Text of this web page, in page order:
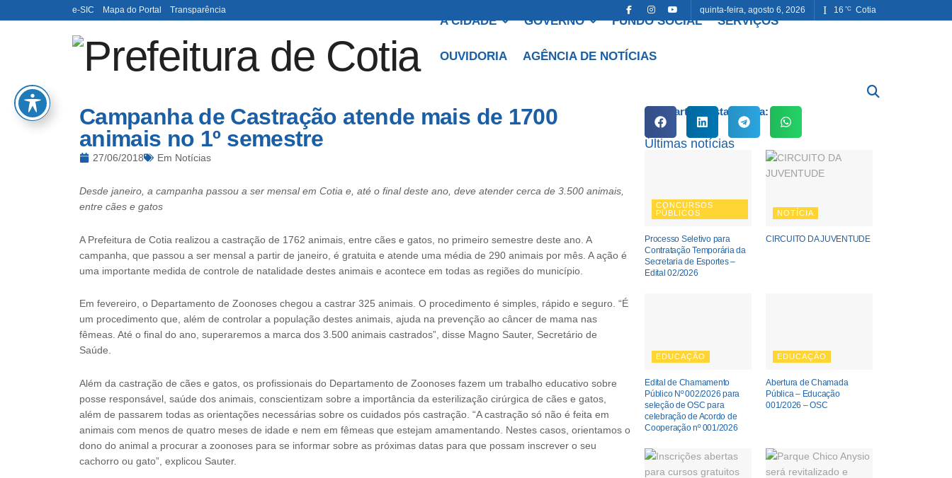
e-SIC Mapa do Portal Transparência quinta-feira, agosto 6, 2026 16 °C Cotia
A CIDADE GOVERNO FUNDO SOCIAL SERVIÇOS
OUVIDORIA AGÊNCIA DE NOTÍCIAS
Campanha de Castração atende mais de 1700
animais no 1º semestre
27/06/2018 Em Notícias
Desde janeiro, a campanha passou a ser mensal em Cotia e, até o final deste ano, deve atender cerca de 3.500 animais,
entre cães e gatos
A Prefeitura de Cotia realizou a castração de 1762 animais, entre cães e gatos, no primeiro semestre deste ano. A
campanha, que passou a ser mensal a partir de janeiro, é gratuita e atende uma média de 290 animais por mês. A ação é
uma importante medida de controle de natalidade destes animais e acontece em todas as regiões do município.
Em fevereiro, o Departamento de Zoonoses chegou a castrar 325 animais. O procedimento é simples, rápido e seguro. “É
um procedimento que, além de controlar a população destes animais, ajuda na prevenção ao câncer de mama nas
fêmeas. Até o final do ano, superaremos a marca dos 3.500 animais castrados”, disse Magno Sauter, Secretário de
Saúde.
Além da castração de cães e gatos, os profissionais do Departamento de Zoonoses fazem um trabalho educativo sobre
posse responsável, saúde dos animais, conscientizam sobre a importância da esterilização cirúrgica de cães e gatos,
além de passarem todas as orientações necessárias sobre os cuidados pós castração. “A castração só não é feita em
animais com menos de quatro meses de idade e nem em fêmeas que estejam amamentando. Nestes casos, orientamos o
dono do animal a procurar a zoonoses para se informar sobre as próximas datas para que possam inscrever o seu
cachorro ou gato”, explicou Sauter.
Compartilhe esta notícia:
Últimas notícias
CONCURSOS
PÚBLICOS
Processo Seletivo para
Contratação Temporária da
Secretaria de Esportes –
Edital 02/2026
NOTÍCIA
CIRCUITO DA JUVENTUDE
EDUCAÇÃO
Edital de Chamamento
Público Nº 002/2026 para
seleção de OSC para
celebração de Acordo de
Cooperação nº 001/2026
EDUCAÇÃO
Abertura de Chamada
Pública – Educação
001/2026 – OSC